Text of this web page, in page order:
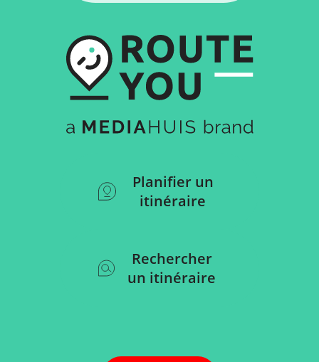
Planifier un
itinéraire
Rechercher
un itinéraire